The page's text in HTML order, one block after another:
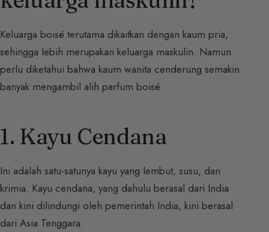
Keluarga boisé terutama dikaitkan dengan kaum pria,
sehingga lebih merupakan keluarga maskulin. Namun
perlu diketahui bahwa kaum wanita cenderung semakin
banyak mengambil alih parfum boisé.
1. Kayu Cendana
Ini adalah satu-satunya kayu yang lembut, susu, dan
krimia. Kayu cendana, yang dahulu berasal dari India
dan kini dilindungi oleh pemerintah India, kini berasal
dari Asia Tenggara.